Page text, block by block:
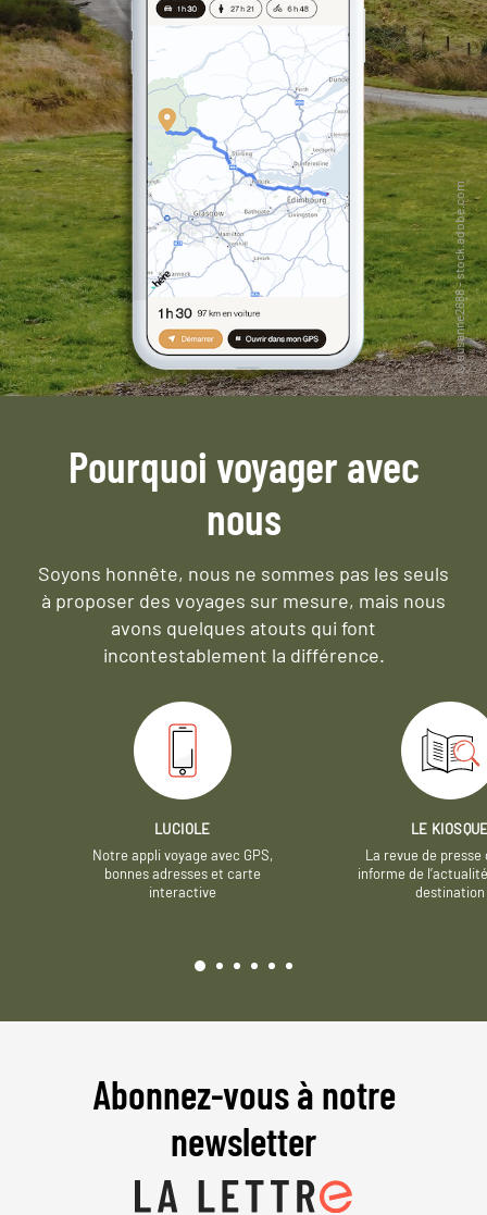
Pourquoi voyager avec
nous
Soyons honnête, nous ne sommes pas les seuls
à proposer des voyages sur mesure, mais nous
avons quelques atouts qui font
incontestablement la différence.
LUCIOLE
Notre appli voyage avec GPS,
bonnes adresses et carte
interactive
LE
La revue de presse
informe de
destination
Abonnez-vous à notre
newsletter